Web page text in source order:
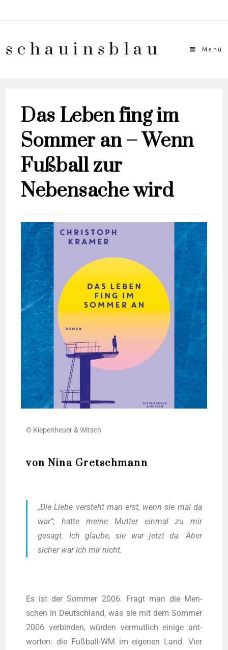
schauinsblau Menü
Das Leben fing im
Sommer an – Wenn
Fußball zur
Nebensache wird
© Kie­pen­heu­er & Witsch
von Nina Gretschmann
„Die Lie­be ver­steht man erst, wenn sie mal da
war“, hat­te mei­ne Mut­ter ein­mal zu mir
gesagt. Ich glau­be, sie war jetzt da. Aber
sicher war ich mir nicht.
Es ist der Som­mer 2006. Fragt man die Men­
schen in Deutsch­land, was sie mit dem Som­mer
2006 ver­bin­den, wür­den ver­mut­lich eini­ge ant­
wor­ten: die Fuß­ball-WM im eige­nen Land. Vier